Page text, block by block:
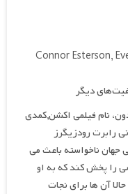
دیگر
۵ آرماگدون، نام فیلمی اکشن,کمدی
۲۰۲۳ به کارگردانی رابرت رودزیگرز
جهان ناخواسته باعث می
را پخش کند که به او
آن ها برای نجات